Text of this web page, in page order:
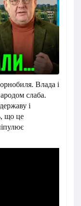
Влада і
слаба.
і
що це